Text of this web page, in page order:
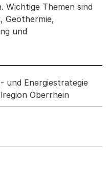
Wichtige Themen sind
Geothermie,
und
und Energiestrategie
Oberrhein